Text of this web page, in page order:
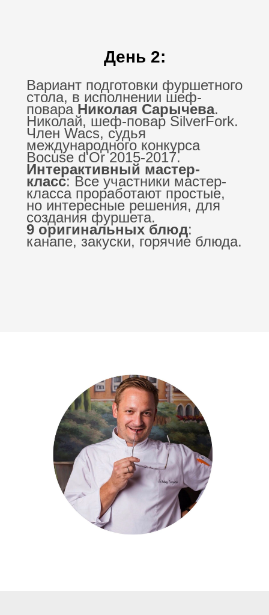
День 2:
Вариант подготовки фуршетного
стола, в исполнении шеф-
повара Николая Сарычева.
Николай, шеф-повар SilverFork.
Член Wacs, судья
международного конкурса
Bocuse d'Or 2015-2017.
Интерактивный мастер-
класс: Все участники мастер-
класса проработают простые,
но интересные решения, для
создания фуршета.
9 оригинальных блюд:
канапе, закуски, горячие блюда.